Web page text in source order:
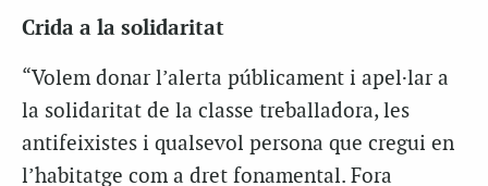
Crida a la solidaritat
“Volem donar l’alerta públicament i apel·lar a
la solidaritat de la classe treballadora, les
antifeixistes i qualsevol persona que cregui en
l’habitatge com a dret fonamental. Fora